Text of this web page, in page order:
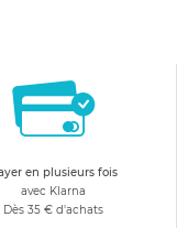
de votre
et autres
la diversification
encore. Les pots de
Ils
des aliments,
en plusieurs fois
avec Klarna
Dès 35 € d'achats